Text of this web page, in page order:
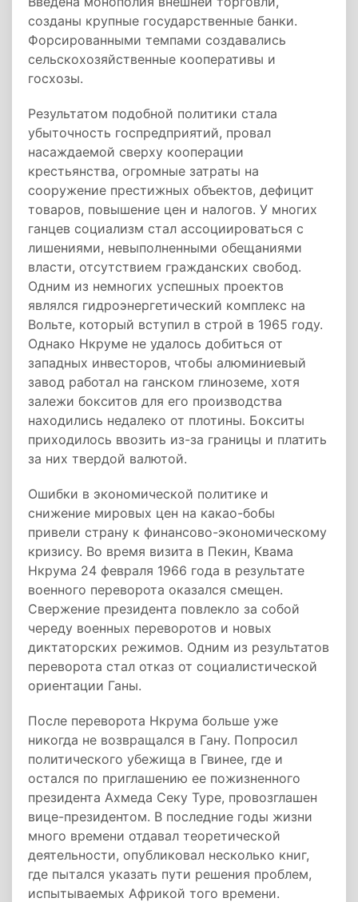
созданы крупные государственные банки.
Форсированными темпами создавались
сельскохозяйственные кооперативы и
госхозы.
Результатом подобной политики стала
убыточность госпредприятий, провал
насаждаемой сверху кооперации
крестьянства, огромные затраты на
сооружение престижных объектов, дефицит
товаров, повышение цен и налогов. У многих
ганцев социализм стал ассоциироваться с
лишениями, невыполненными обещаниями
власти, отсутствием гражданских свобод.
Одним из немногих успешных проектов
являлся гидроэнергетический комплекс на
Вольте, который вступил в строй в 1965 году.
Однако Нкруме не удалось добиться от
западных инвесторов, чтобы алюминиевый
завод работал на ганском глиноземе, хотя
залежи бокситов для его производства
находились недалеко от плотины. Бокситы
приходилось ввозить из-за границы и платить
за них твердой валютой.
Ошибки в экономической политике и
снижение мировых цен на какао-бобы
привели страну к финансово-экономическому
кризису. Во время визита в Пекин, Квама
Нкрума 24 февраля 1966 года в результате
военного переворота оказался смещен.
Свержение президента повлекло за собой
череду военных переворотов и новых
диктаторских режимов. Одним из результатов
переворота стал отказ от социалистической
ориентации Ганы.
После переворота Нкрума больше уже
никогда не возвращался в Гану. Попросил
политического убежища в Гвинее, где и
остался по приглашению ее пожизненного
президента Ахмеда Секу Туре, провозглашен
вице-президентом. В последние годы жизни
много времени отдавал теоретической
деятельности, опубликовал несколько книг,
где пытался указать пути решения проблем,
испытываемых Африкой того времени.